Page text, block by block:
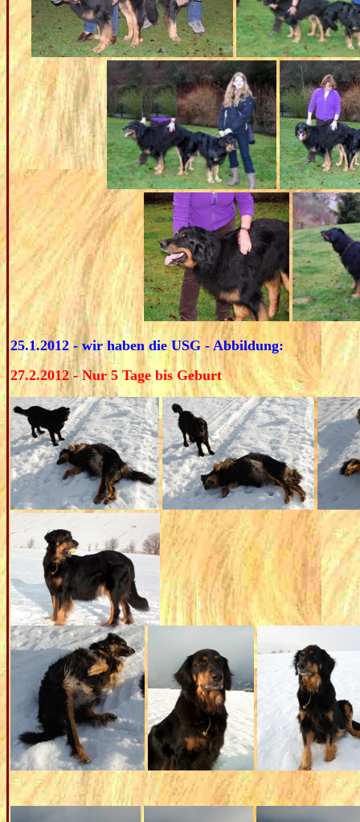
25.1.2012 - wir haben die USG - Abbildung:
27.2.2012 - Nur 5 Tage bis Geburt